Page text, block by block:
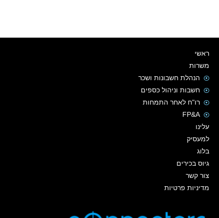
ראשי
משרות
הנהלת חשבונות ושכר
חשבות וניהול כספים
רו"ח לאחר התמחות
FP&A
עלינו
למעסיק
בלוג
גיוס בכירים
צור קשר
מדיניות פרטיות